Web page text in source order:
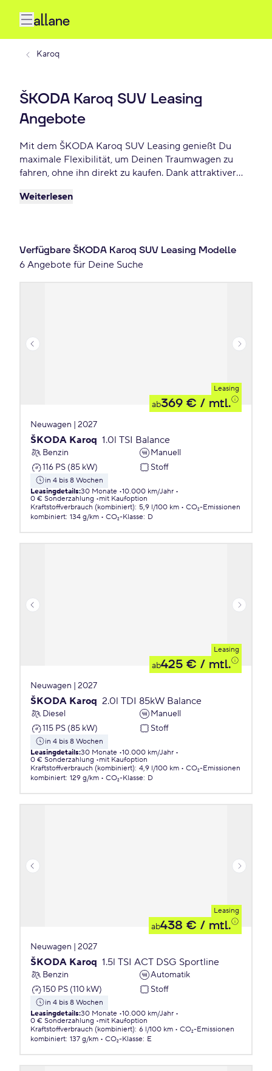
Karoq
ŠKODA Karoq SUV Leasing
Angebote
Mit dem ŠKODA Karoq SUV Leasing genießt Du
maximale Flexibilität, um Deinen Traumwagen zu
fahren, ohne ihn direkt zu kaufen. Dank attraktiver
monatlichen Raten bietet ŠKODA Karoq SUV
369 € monatlich.
Weiterlesen
Verfügbare ŠKODA Karoq SUV Leasing Modelle
6 Angebote für Deine Suche
Leasing
ab369 € / mtl.
Neuwagen | 2027
ŠKODA Karoq 1.0l TSI Balance
Benzin
Manuell
116 PS (85 kW)
Stoff
in 4 bis 8 Wochen
Leasingdetails:30 Monate 10.000 km/Jahr
0 € Sonderzahlung
mit Kaufoption
Kraftstoffverbrauch (kombiniert): 5,9 l/100 km
CO₂-Emissionen
kombiniert: 134 g/km CO₂-Klasse: D
Leasing
ab425 € / mtl.
Neuwagen | 2027
ŠKODA Karoq 2.0l TDI 85kW Balance
Diesel
Manuell
115 PS (85 kW)
Stoff
in 4 bis 8 Wochen
Leasingdetails:30 Monate 10.000 km/Jahr
0 € Sonderzahlung
mit Kaufoption
Kraftstoffverbrauch (kombiniert): 4,9 l/100 km
CO₂-Emissionen
kombiniert: 129 g/km CO₂-Klasse: D
Leasing
ab438 € / mtl.
Neuwagen | 2027
ŠKODA Karoq 1.5l TSI ACT DSG Sportline
Benzin
Automatik
150 PS (110 kW)
Stoff
in 4 bis 8 Wochen
Leasingdetails:30 Monate 10.000 km/Jahr
0 € Sonderzahlung
mit Kaufoption
Kraftstoffverbrauch (kombiniert): 6 l/100 km
CO₂-Emissionen
kombiniert: 137 g/km CO₂-Klasse: E